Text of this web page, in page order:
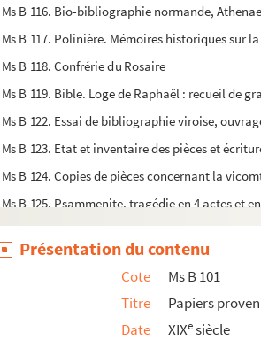
Ms B 116. Bio-bibliographie normande,
Ms B 117. Polinière. Mémoires historiques sur
Ms B 118. Confrérie du Rosaire
Ms B 119. Bible. Loge de Raphaël : recueil de
Ms B 122. Essai de bibliographie viroise,
Ms B 123. Etat et inventaire des pièces et
Ms B 124. Copies de pièces concernant la
Ms B 125. Psammenite, tragédie en 4 actes et
Ms B 126. Collections Charles Guernier, artiste
Ms B 128. Registre de copie de la
Ms B 129. Registre de copie de la
Ms B 130. Mémoires chronologiques pour
Ms B 131. Suite des Mémoires
Présentation du contenu
Cote
Ms B 101
Titre
Papiers
Date
XIXesiècle